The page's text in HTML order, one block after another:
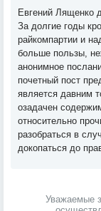
Евгений Лященко
За долгие годы
райкомпартии и
больше пользы,
анонимное
почетный пост
является давним
озадачен
относительно
разобраться в
докопаться до
Уважаемые